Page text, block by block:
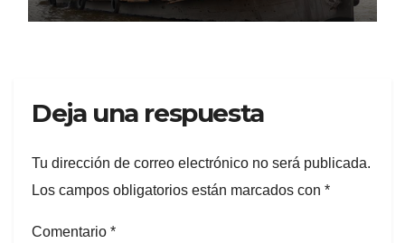
Deja una respuesta
Tu dirección de correo electrónico no será publicada.
Los campos obligatorios están marcados con *
Comentario *